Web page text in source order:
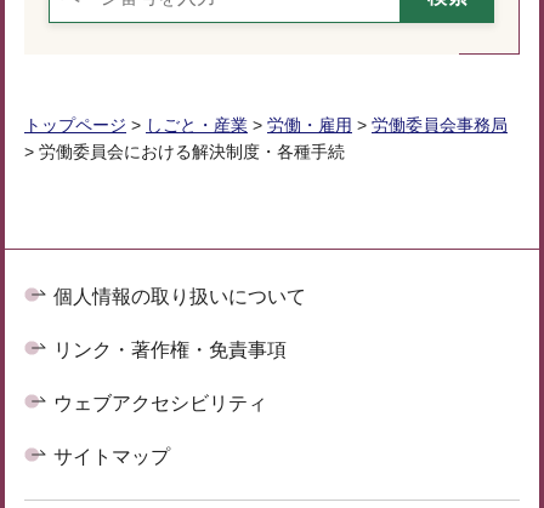
トップページ > しごと・産業 > 労働・雇用 > 労働委員会事務局
> 労働委員会における解決制度・各種手続
個人情報の取り扱いについて
リンク・著作権・免責事項
ウェブアクセシビリティ
サイトマップ